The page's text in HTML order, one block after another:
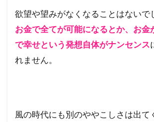
欲望や望みがなくなることはないで
お金で全てが可能になるとか、お金
で幸せという発想自体がナンセンス
れません。
風の時代にも別のややこしさは出て